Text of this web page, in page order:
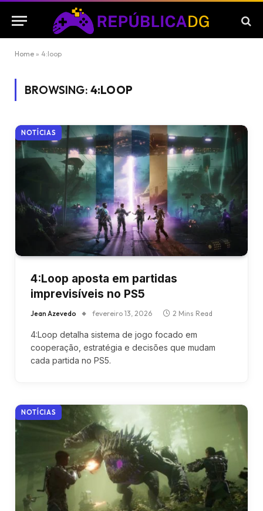
Home » 4:loop
BROWSING: 4:LOOP
NOTÍCIAS
4:Loop aposta em partidas
imprevisíveis no PS5
Jean Azevedo fevereiro 13, 2026 2 Mins Read
4:Loop detalha sistema de jogo focado em
cooperação, estratégia e decisões que mudam
cada partida no PS5.
NOTÍCIAS